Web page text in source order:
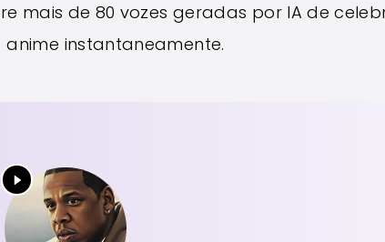
mais de 80 vozes geradas por IA de
anime instantaneamente.